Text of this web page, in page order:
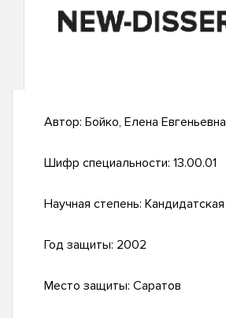
Автор: Бойко, Елена Евгеньевна
Шифр специальности: 13.00.01
Научная степень: Кандидатская
Год защиты: 2002
Место защиты: Саратов